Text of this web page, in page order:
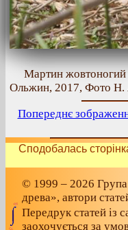
Мартин
Ольжин, 2017, Фото Н.
Попереднє
Сподобалась
© 1999 – 2026
древа», автори
Передрук статей із
заохочується за